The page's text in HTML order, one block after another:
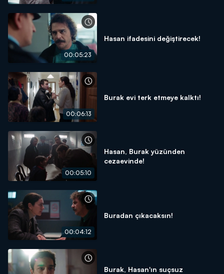
00:05:23
Hasan ifadesini değiştirecek!
00:06:13
Burak evi terk etmeye kalktı!
00:05:10
Hasan, Burak yüzünden
cezaevinde!
00:04:12
Buradan çıkacaksın!
Burak, Hasan'ın suçsuz